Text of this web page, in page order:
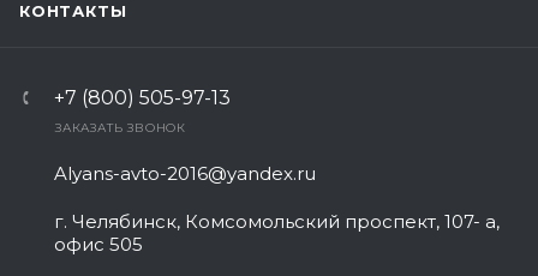
КОНТАКТЫ
+7 (800) 505-97-13
ЗАКАЗАТЬ ЗВОНОК
Alyans-avto-2016@yandex.ru
г. Челябинск, Комсомольский проспект, 107- а,
офис 505